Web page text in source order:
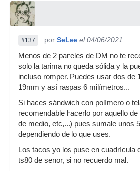
#137 por SeLee el 04/06/2021
Menos de 2 paneles de DM no te
solo la tarima no queda sólida y la
incluso romper. Puedes usar dos de
19mm y así raspas 6 milímetros...
Si haces sándwich con polímero o
recomendable hacerlo por aquello
de medio, etc,...) pues sumale unos
dependiendo de lo que uses.
Los tacos yo los puse en cuadrícula
ts80 de senor, si no recuerdo mal.